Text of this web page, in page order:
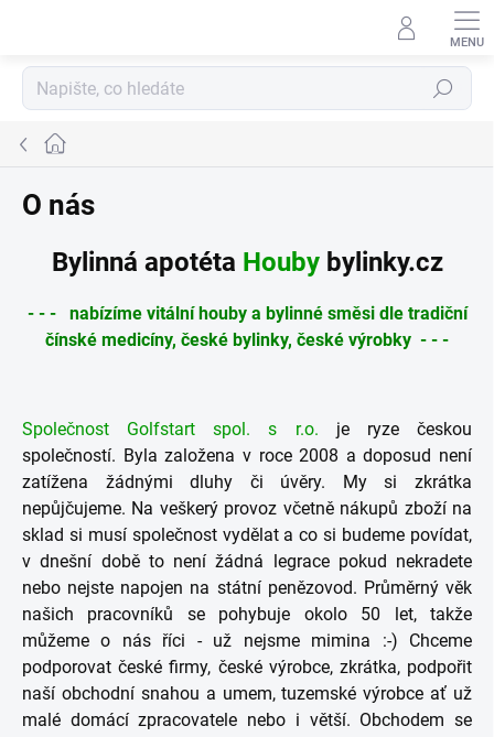
Hledat
Domů
O nás
Bylinná apotéta Houbybylinky.cz
- - - nabízíme vitální houby a bylinné směsi dle tradiční
čínské medicíny, české bylinky, české výrobky - - -
Společnost Golfstart spol. s r.o. je ryze českou
společností. Byla založena v roce 2008 a doposud není
zatížena žádnými dluhy či úvěry. My si zkrátka
nepůjčujeme. Na veškerý provoz včetně nákupů zboží na
sklad si musí společnost vydělat a co si budeme povídat,
v dnešní době to není žádná legrace pokud nekradete
nebo nejste napojen na státní penězovod. Průměrný věk
našich pracovníků se pohybuje okolo 50 let, takže
můžeme o nás říci - už nejsme mimina :-) Chceme
podporovat české firmy, české výrobce, zkrátka, podpořit
naší obchodní snahou a umem, tuzemské výrobce ať už
malé domácí zpracovatele nebo i větší. Obchodem se